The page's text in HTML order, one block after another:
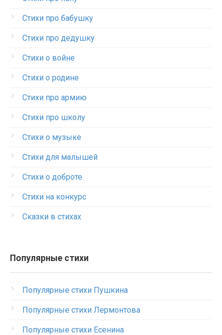
Стихи про бабушку
Стихи про дедушку
Стихи о войне
Стихи о родине
Стихи про армию
Стихи про школу
Стихи о музыке
Стихи для малышей
Стихи о доброте
Стихи на конкурс
Сказки в стихах
Популярные стихи
Популярные стихи Пушкина
Популярные стихи Лермонтова
Популярные стихи Есенина